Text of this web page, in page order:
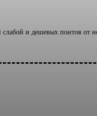
и дешевых понтов от